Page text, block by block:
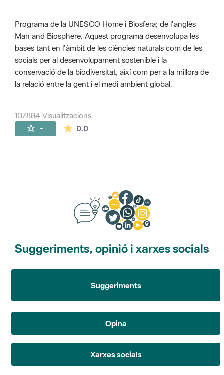
Programa de la UNESCO Home i Biosfera; de l'anglès
Man and Biosphere. Aquest programa desenvolupa les
bases tant en l'àmbit de les ciències naturals com de les
socials per al desenvolupament sostenible i la
conservació de la biodiversitat, així com per a la millora de
la relació entre la gent i el medi ambient global.
107884 Visualitzacions
- 0.0La mitjana de les valoracions és de 0
Suggeriments, opinió i xarxes socials
Suggeriments
Opina
Xarxes socials